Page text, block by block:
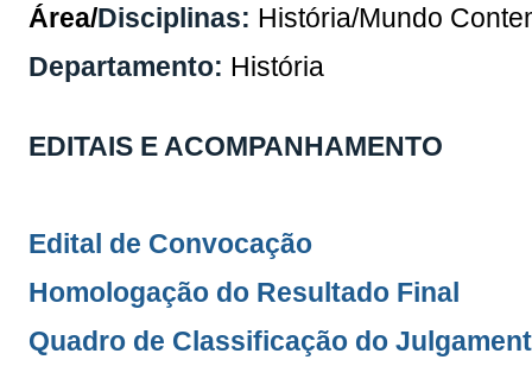
Área/Disciplinas: História/Mundo
Departamento: História
EDITAIS E ACOMPANHAMENTO
Edital de Convocação
Homologação do Resultado Final
Quadro de Classificação do